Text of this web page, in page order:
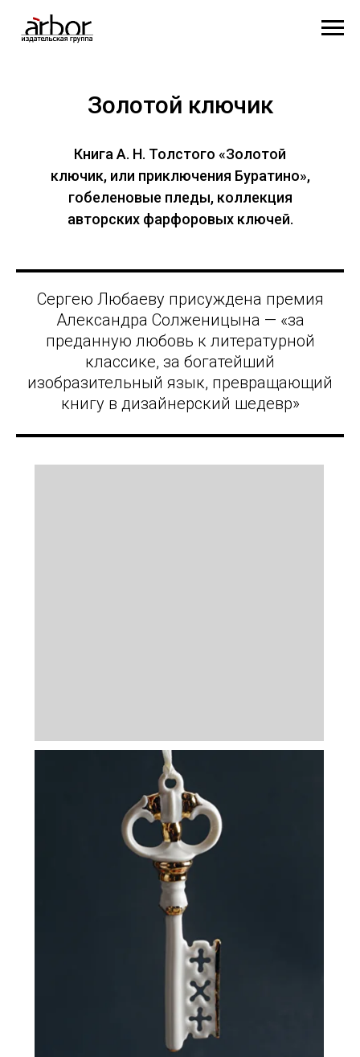
Золотой ключик
Книга А. Н. Толстого «Золотой
ключик, или приключения Буратино»,
гобеленовые пледы, коллекция
авторских фарфоровых ключей.
Сергею Любаеву присуждена премия
Александра Солженицына — «за
преданную любовь к литературной
классике, за богатейший
изобразительный язык, превращающий
книгу в дизайнерский шедевр»